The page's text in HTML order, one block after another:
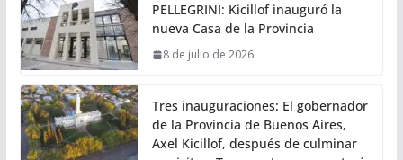
PELLEGRINI: Kicillof inauguró la
nueva Casa de la Provincia
8 de julio de 2026
Tres inauguraciones: El gobernador
de la Provincia de Buenos Aires,
Axel Kicillof, después de culminar